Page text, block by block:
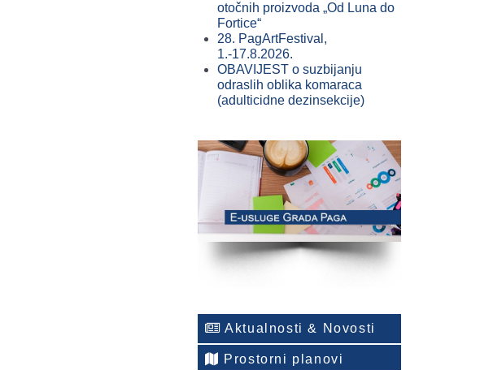
otočnih proizvoda „Od Luna do
Fortice“
28. PagArtFestival,
1.-17.8.2026.
OBAVIJEST o suzbijanju
odraslih oblika komaraca
(adulticidne dezinsekcije)
Aktualnosti & Novosti
Prostorni planovi